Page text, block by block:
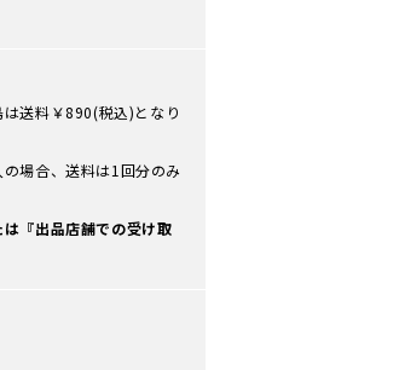
送料￥890(税込)となり
場合、送料は1回分のみ
『出品店舗での受け取